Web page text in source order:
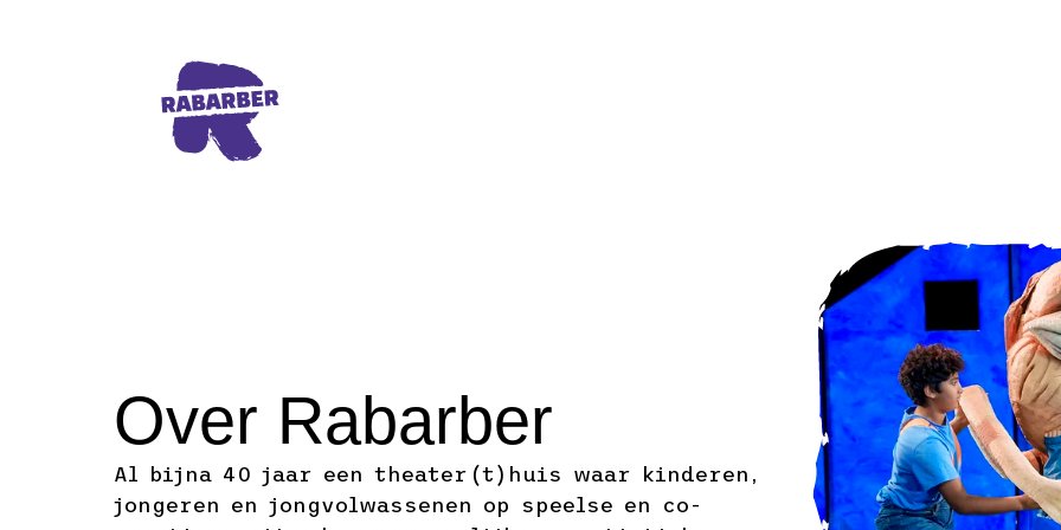
Rabarber navigeer naar homepage
Over Rabarber
Al bijna 40 jaar een theater(t)huis waar kinderen,
jongeren en jongvolwassenen op speelse en co-